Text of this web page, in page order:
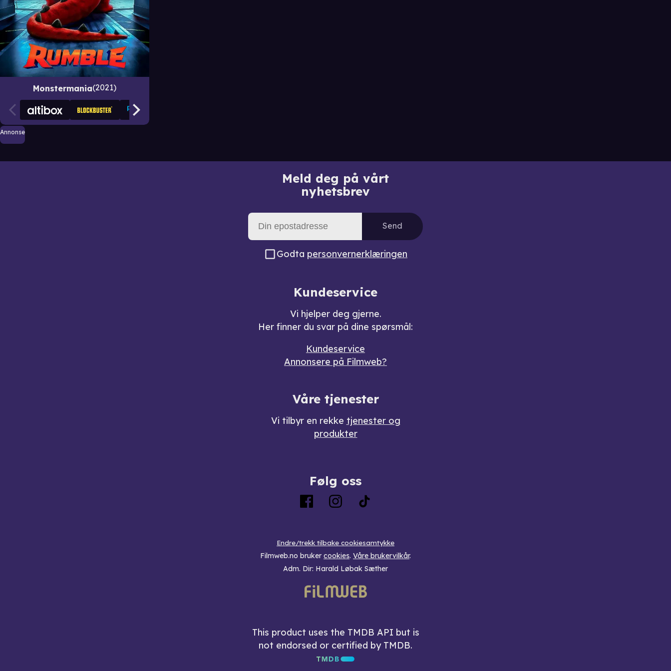
Monstermania 2021
Annonse
Meld deg på vårt
nyhetsbrev
Send
Godta personvernerklæringen
Kundeservice
Vi hjelper deg gjerne.
Her finner du svar på dine spørsmål:
Kundeservice
Annonsere på Filmweb?
Våre tjenester
Vi tilbyr en rekke tjenester og
produkter
Følg oss
Endre/trekk tilbake cookiesamtykke
Filmweb.no bruker cookies. Våre brukervilkår.
Adm. Dir: Harald Løbak Sæther
This product uses the TMDB API but is
not endorsed or certified by TMDB.